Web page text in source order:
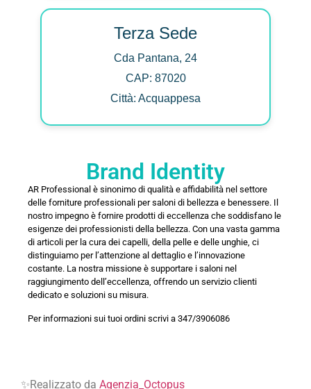
Terza Sede
Cda Pantana, 24
CAP: 87020
Città: Acquappesa
Brand Identity
AR Professional è sinonimo di qualità e affidabilità nel settore
delle forniture professionali per saloni di bellezza e benessere. Il
nostro impegno è fornire prodotti di eccellenza che soddisfano le
esigenze dei professionisti della bellezza. Con una vasta gamma
di articoli per la cura dei capelli, della pelle e delle unghie, ci
distinguiamo per l’attenzione al dettaglio e l’innovazione
costante. La nostra missione è supportare i saloni nel
raggiungimento dell’eccellenza, offrendo un servizio clienti
dedicato e soluzioni su misura.
Per informazioni sui tuoi ordini scrivi a 347/3906086
✨Realizzato da Agenzia_Octopus